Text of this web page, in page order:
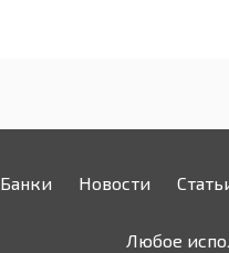
Банки Новости
Любое